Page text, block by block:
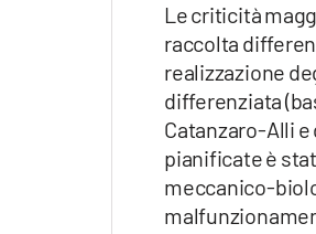
Le criticità
raccolta
realizzazione
differenziata
Catanzaro-Alli e
pianificate è
meccanico-